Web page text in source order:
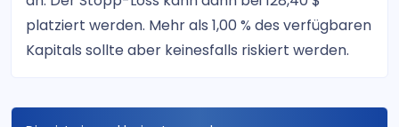
platziert werden. Mehr als 1,00 % des verfügbaren
Kapitals sollte aber keinesfalls riskiert werden.